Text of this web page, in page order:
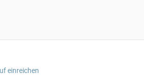
einreichen